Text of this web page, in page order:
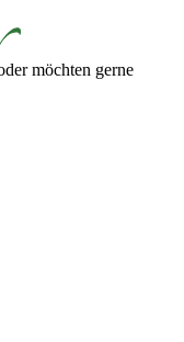
möchten gerne